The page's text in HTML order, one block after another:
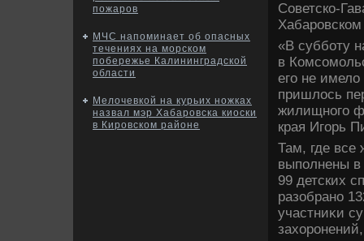
пожаров
МЧС напоминает об опасных
течениях на морском
побережье Калининградской
области
Мелочевкой на курьих ножках
назвал мэр Хабаровска киоски
в Кировском районе
Советско-
«В субботу
в
его не
пришлοсь
жилищного
края Игорь
Там, где все
выполнены
99 детских
разобрано
участниκи